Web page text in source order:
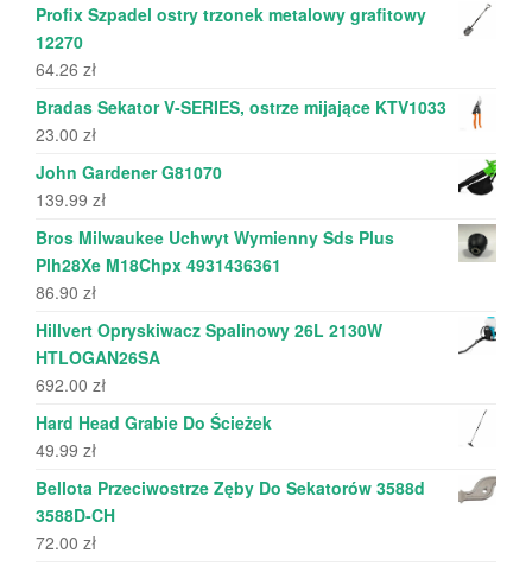
Profix Szpadel ostry trzonek metalowy grafitowy
12270
64.26 zł
Bradas Sekator V-SERIES, ostrze mijające KTV1033
23.00 zł
John Gardener G81070
139.99 zł
Bros Milwaukee Uchwyt Wymienny Sds Plus
Plh28Xe M18Chpx 4931436361
86.90 zł
Hillvert Opryskiwacz Spalinowy 26L 2130W
HTLOGAN26SA
692.00 zł
Hard Head Grabie Do Ścieżek
49.99 zł
Bellota Przeciwostrze Zęby Do Sekatorów 3588d
3588D-CH
72.00 zł